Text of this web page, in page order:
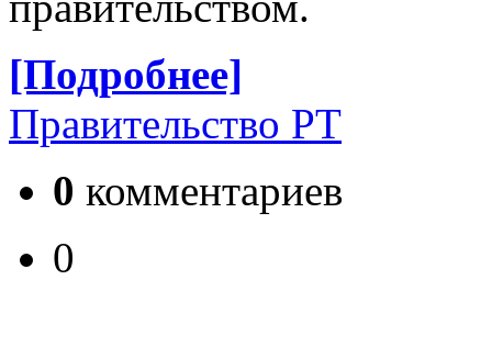
[Подробнее]
Правительство РТ
0 комментариев
0